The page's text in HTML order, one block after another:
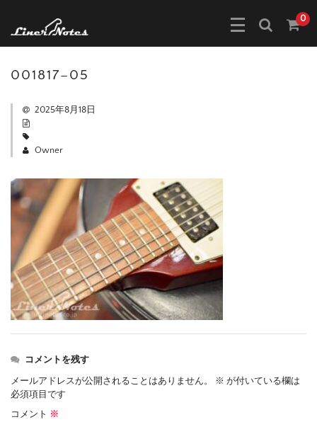
0
001817–05
2025年8月18日
Owner
コメントを残す
メールアドレスが公開されることはありません。 ※ が付いている欄は
必須項目です
コメント ※